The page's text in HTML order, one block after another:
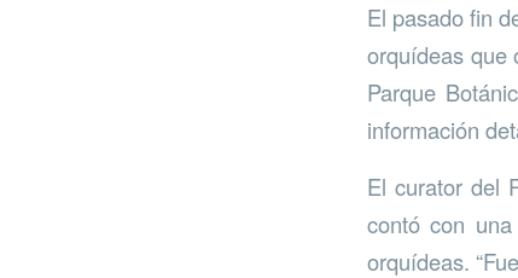
El pasado fin
orquídeas que
Parque
información
El curator del
contó con
orquídeas.